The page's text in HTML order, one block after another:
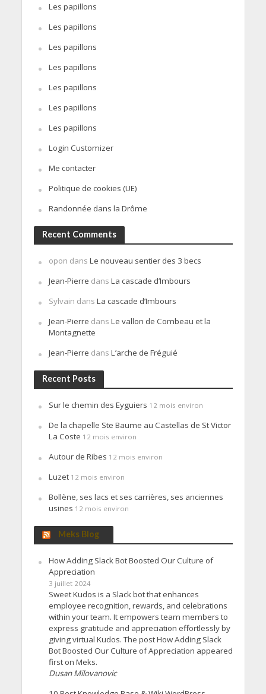
Les papillons
Les papillons
Les papillons
Les papillons
Les papillons
Les papillons
Les papillons
Login Customizer
Me contacter
Politique de cookies (UE)
Randonnée dans la Drôme
Recent Comments
opon dans Le nouveau sentier des 3 becs
Jean-Pierre dans La cascade d’Imbours
Sylvain dans La cascade d’Imbours
Jean-Pierre dans Le vallon de Combeau et la
Montagnette
Jean-Pierre dans L’arche de Fréguié
Recent Posts
Sur le chemin des Eyguiers 12 mois environ
De la chapelle Ste Baume au Castellas de St Victor
La Coste 12 mois environ
Autour de Ribes 12 mois environ
Luzet 12 mois environ
Bollène, ses lacs et ses carrières, ses anciennes
usines 12 mois environ
Meks Blog
How Adding Slack Bot Boosted Our Culture of
Appreciation
3 juillet 2024
Sweet Kudos is a Slack bot that enhances
employee recognition, rewards, and celebrations
within your team. It empowers team members to
express gratitude and appreciation effortlessly by
giving virtual Kudos. The post How Adding Slack
Bot Boosted Our Culture of Appreciation appeared
first on Meks.
Dusan Milovanovic